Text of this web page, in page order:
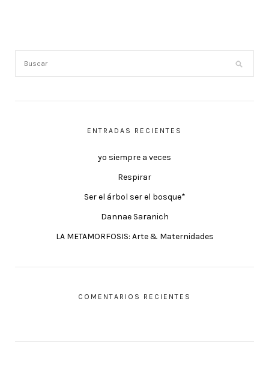
ENTRADAS RECIENTES
yo siempre a veces
Respirar
Ser el árbol ser el bosque*
Dannae Saranich
LA METAMORFOSIS: Arte & Maternidades
COMENTARIOS RECIENTES